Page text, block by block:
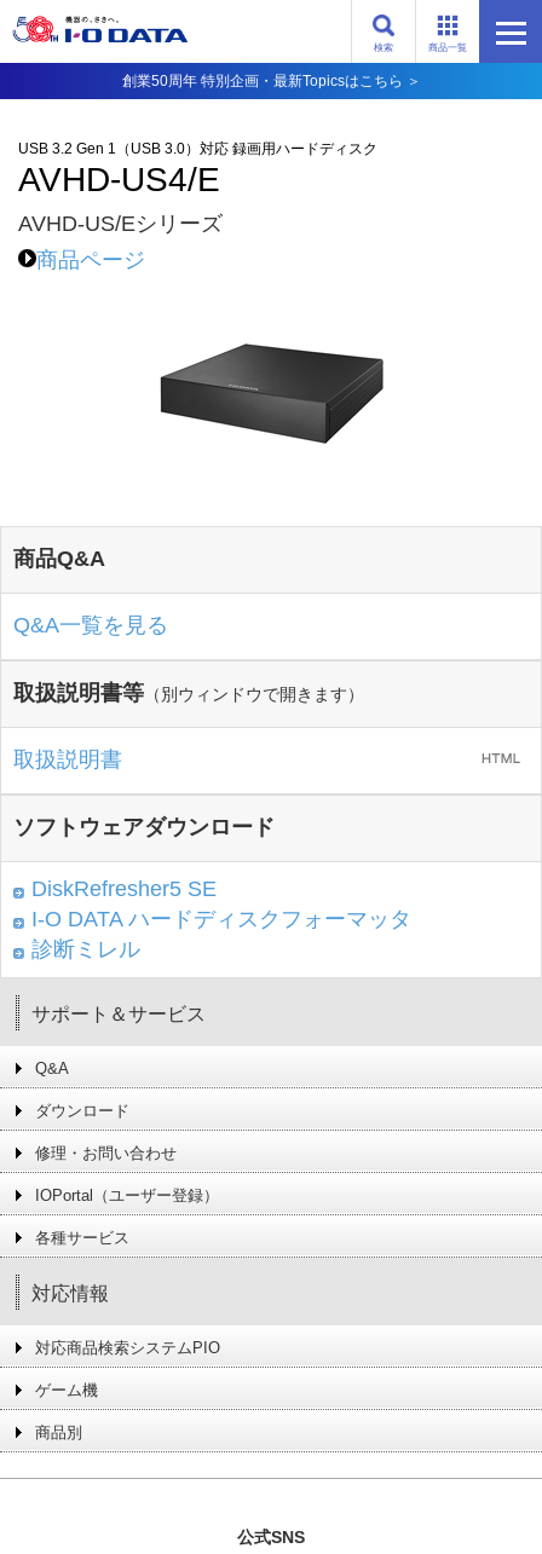
商品一覧
検索
創業50周年 特別企画・最新Topicsはこちら ＞
USB 3.2 Gen 1（USB 3.0）対応 録画用ハードディスク
AVHD-US4/E
AVHD-US/Eシリーズ
商品ページ
商品Q&A
Q&A一覧を見る
取扱説明書等 （別ウィンドウで開きます）
取扱説明書
ソフトウェアダウンロード
DiskRefresher5 SE
I-O DATA ハードディスクフォーマッタ
診断ミレル
サポート＆サービス
Q&A
ダウンロード
修理・お問い合わせ
IOPortal（ユーザー登録）
各種サービス
対応情報
対応商品検索システムPIO
ゲーム機
商品別
公式SNS